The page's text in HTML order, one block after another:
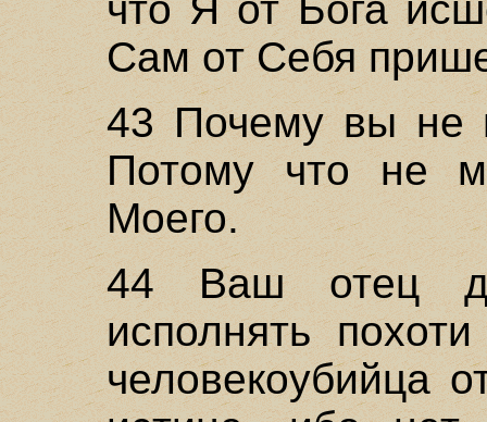
Сам от Себя
43 Почему вы не
Потому что не
Моего.
44 Ваш отец
исполнять
человекоубийца